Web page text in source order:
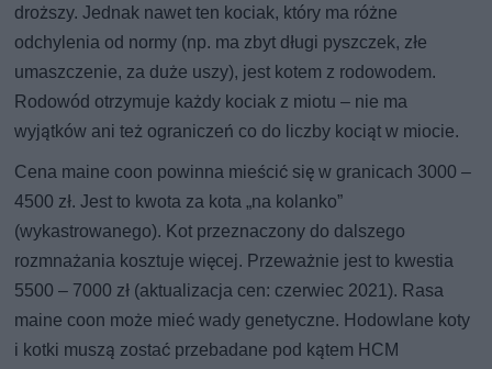
droższy. Jednak nawet ten kociak, który ma różne
odchylenia od normy (np. ma zbyt długi pyszczek, złe
umaszczenie, za duże uszy), jest kotem z rodowodem.
Rodowód otrzymuje każdy kociak z miotu – nie ma
wyjątków ani też ograniczeń co do liczby kociąt w miocie.
Cena maine coon powinna mieścić się w granicach 3000 –
4500 zł. Jest to kwota za kota „na kolanko”
(wykastrowanego). Kot przeznaczony do dalszego
rozmnażania kosztuje więcej. Przeważnie jest to kwestia
5500 – 7000 zł (aktualizacja cen: czerwiec 2021). Rasa
maine coon może mieć wady genetyczne. Hodowlane koty
i kotki muszą zostać przebadane pod kątem HCM